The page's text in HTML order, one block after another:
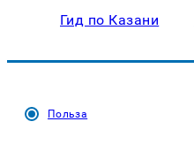
Гид по Казани
Польза